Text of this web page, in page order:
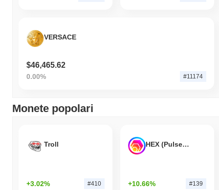
VERSACE
$46,465.62
0.00% #11174
Monete popolari
Troll
+3.02% #410
HEX (Pulsechain)
+10.66% #139